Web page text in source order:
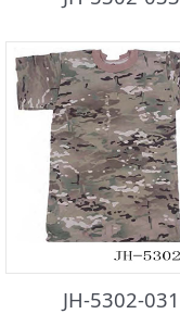
JH-5302-031